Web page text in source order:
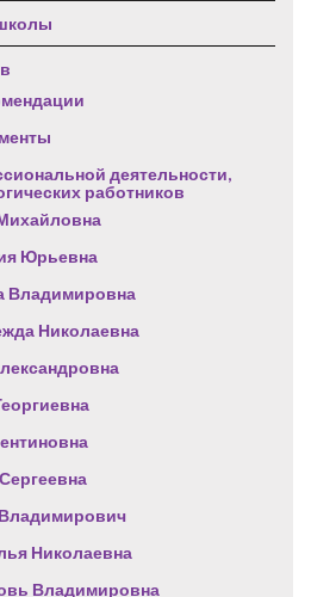
деятельности,
работников
Юрьевна
Владимировна
Николаевна
Николаевна
Владимировна